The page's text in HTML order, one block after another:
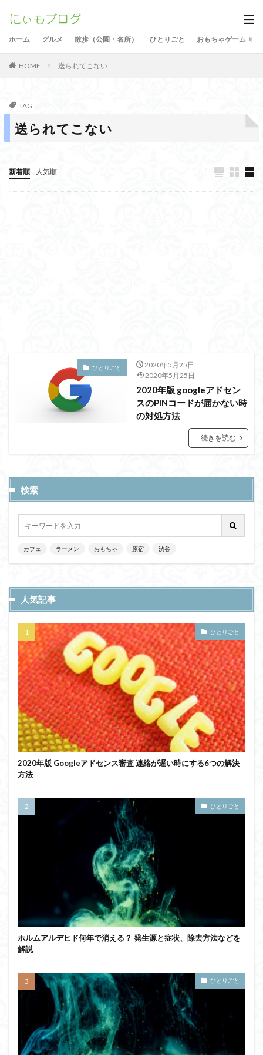
ホーム グルメ 散歩（公園・名所） ひとりごと おもちゃゲーム
HOME 送られてこない
TAG
送られてこない
新着順 人気順
ひとりごと
2020年5月25日
2020年5月25日
2020年版 googleアドセン
スのPINコードが届かない時
の対処方法
続きを読む
検索
カフェ ラーメン おもちゃ 原宿 渋谷
人気記事
ひとりごと
2020年版 Googleアドセンス審査 連絡が遅い時にする6つの解決
方法
ひとりごと
ホルムアルデヒド何年で消える？ 発生源と症状、除去方法などを
解説
ひとりごと